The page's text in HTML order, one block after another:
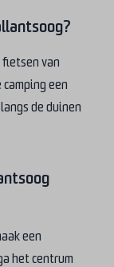
van
een
de duinen
een
het centrum